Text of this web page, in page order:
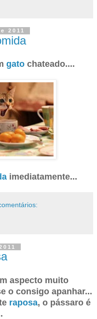
2011
gatochateado....
imediatamente...
aspecto muito
o consigo apanhar...
raposa, o pássaro é